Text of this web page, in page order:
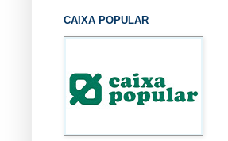
CAIXA POPULAR